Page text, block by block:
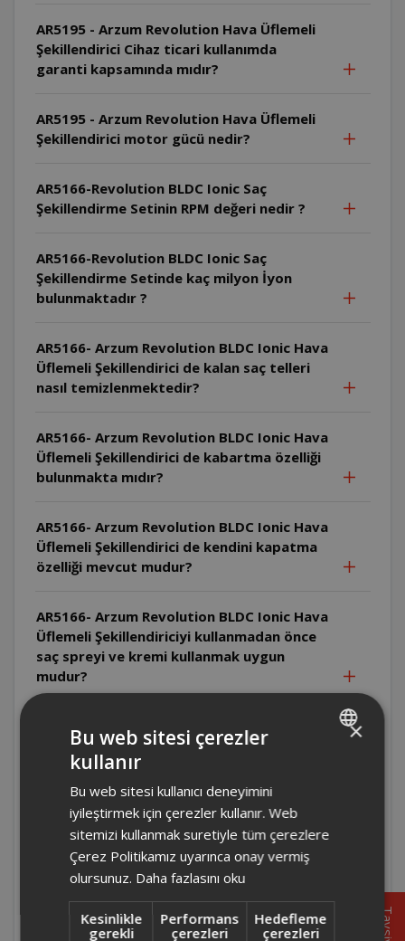
AR5195 - Arzum Revolution Hava Üflemeli
Şekillendirici Cihaz ticari kullanımda
garanti kapsamında mıdır?
AR5195 - Arzum Revolution Hava Üflemeli
Şekillendirici motor gücü nedir?
AR5166-Revolution BLDC Ionic Saç
Şekillendirme Setinin RPM değeri nedir ?
AR5166-Revolution BLDC Ionic Saç
Şekillendirme Setinde kaç milyon İyon
bulunmaktadır ?
AR5166- Arzum Revolution BLDC Ionic Hava
Üflemeli Şekillendirici de kalan saç telleri
nasıl temizlenmektedir?
AR5166- Arzum Revolution BLDC Ionic Hava
Üflemeli Şekillendirici de kabartma özelliği
bulunmakta mıdır?
AR5166- Arzum Revolution BLDC Ionic Hava
Üflemeli Şekillendirici de kendini kapatma
özelliği mevcut mudur?
AR5166- Arzum Revolution BLDC Ionic Hava
Üflemeli Şekillendiriciyi kullanmadan önce
saç spreyi ve kremi kullanmak uygun
mudur?
Hava Üflemeli Şekillendirici yuvarlak ve
oval aparatların metaryeli nedir?
AR5166 - Arzum Revolution BLDC Ionic
Hava Üflemeli Şekillendirici ürün
kullanılmadığında prizde kalması sorun
teşkil eder mi?
AR5166 - Arzum Revolution BLDC Ionic
×
Bu web sitesi çerezler
kullanır
Bu web sitesi kullanıcı deneyimini
iyileştirmek için çerezler kullanır. Web
sitemizi kullanmak suretiyle tüm çerezlere
Çerez Politikamız uyarınca onay vermiş
olursunuz. Daha fazlasını oku
Kesinlikle
gerekli
Performans
çerezleri
Hedefleme
çerezleri